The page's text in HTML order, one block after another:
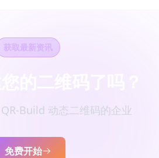
获取最新资讯
Build 动态二维码的企业
免费开始